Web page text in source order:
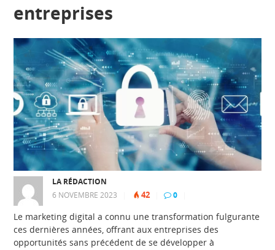
entreprises
LA RÉDACTION
6 NOVEMBRE 2023
42 0
Le marketing digital a connu une transformation fulgurante
ces dernières années, offrant aux entreprises des
opportunités sans précédent de se développer à